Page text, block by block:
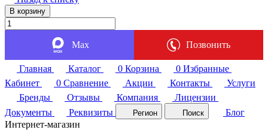
В корзину
Max Позвонить
Главная Каталог 0 Корзина 0 Избранные
Кабинет
0 Сравнение Акции Контакты
Услуги
Бренды
Отзывы Компания
Лицензии
Документы
Реквизиты Регион Поиск
Блог
Интернет-магазин